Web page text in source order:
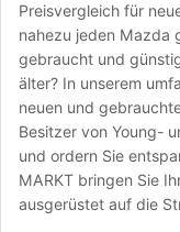
Preisvergleich für
nahezu jeden Mazda
gebraucht und
älter? In unserem
neuen und
Besitzer von Young-
und ordern Sie
MARKT bringen Sie
ausgerüstet auf die